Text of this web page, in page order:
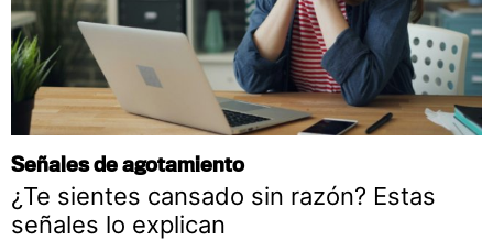
Señales de agotamiento
¿Te sientes cansado sin razón? Estas
señales lo explican